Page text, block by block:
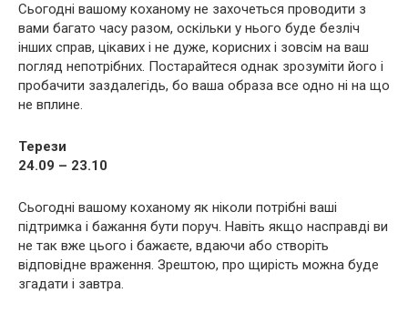
Сьогодні вашому коханому не захочеться проводити з
вами багато часу разом, оскільки у нього буде безліч
інших справ, цікавих і не дуже, корисних і зовсім на ваш
погляд непотрібних. Постарайтеся однак зрозуміти його і
пробачити заздалегідь, бо ваша образа все одно ні на що
не вплине.
Терези
24.09 – 23.10
Сьогодні вашому коханому як ніколи потрібні ваші
підтримка і бажання бути поруч. Навіть якщо насправді ви
не так вже цього і бажаєте, вдаючи або створіть
відповідне враження. Зрештою, про щирість можна буде
згадати і завтра.